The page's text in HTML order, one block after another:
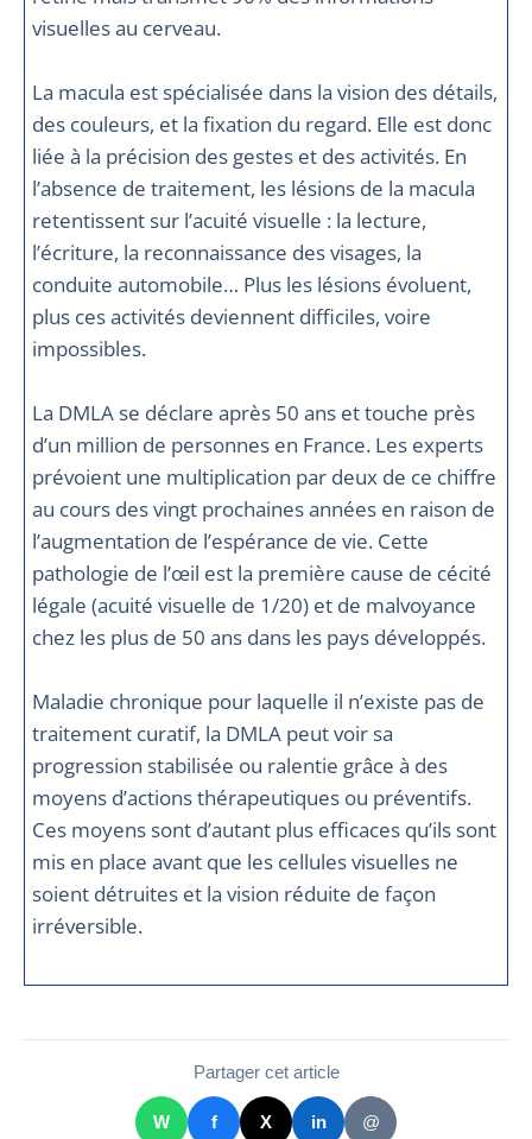
visuelles au cerveau.
La macula est spécialisée dans la vision des détails,
des couleurs, et la fixation du regard. Elle est donc
liée à la précision des gestes et des activités. En
l’absence de traitement, les lésions de la macula
retentissent sur l’acuité visuelle : la lecture,
l’écriture, la reconnaissance des visages, la
conduite automobile… Plus les lésions évoluent,
plus ces activités deviennent difficiles, voire
impossibles.
La DMLA se déclare après 50 ans et touche près
d’un million de personnes en France. Les experts
prévoient une multiplication par deux de ce chiffre
au cours des vingt prochaines années en raison de
l’augmentation de l’espérance de vie. Cette
pathologie de l’œil est la première cause de cécité
légale (acuité visuelle de 1/20) et de malvoyance
chez les plus de 50 ans dans les pays développés.
Maladie chronique pour laquelle il n’existe pas de
traitement curatif, la DMLA peut voir sa
progression stabilisée ou ralentie grâce à des
moyens d’actions thérapeutiques ou préventifs.
Ces moyens sont d’autant plus efficaces qu’ils sont
mis en place avant que les cellules visuelles ne
soient détruites et la vision réduite de façon
irréversible.
Partager cet article
W f X in @